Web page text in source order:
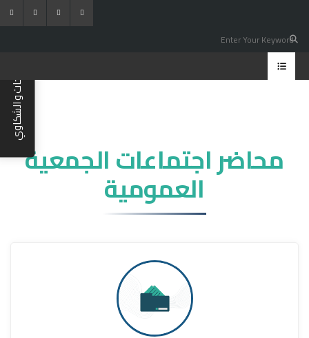
محاضر اجتماعات الجمعية
العمومية
المقترحات و الشكاوي